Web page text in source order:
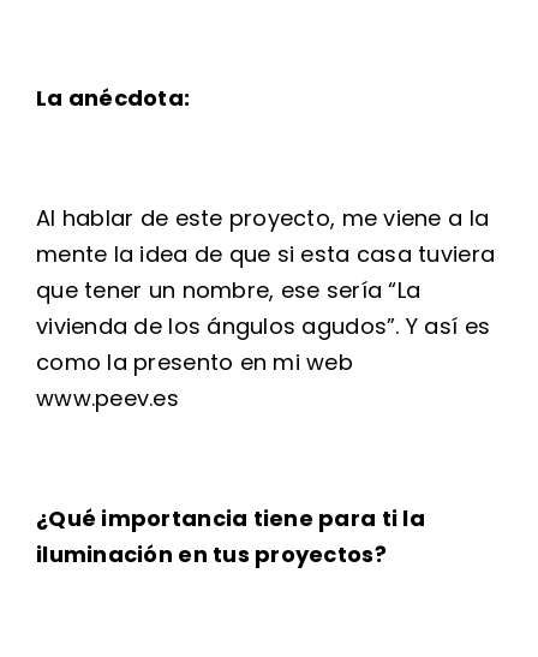
La anécdota:
Al hablar de este proyecto, me viene a la
mente la idea de que si esta casa tuviera
que tener un nombre, ese sería “La
vivienda de los ángulos agudos”. Y así es
como la presento en mi web
www.peev.es
¿Qué importancia tiene para ti la
iluminación en tus proyectos?